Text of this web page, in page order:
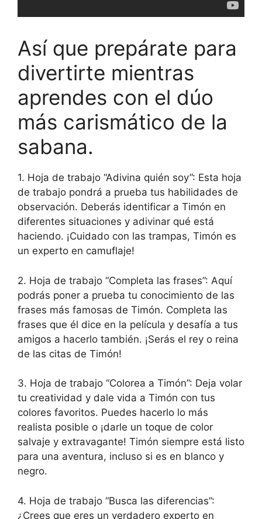
Así que prepárate para
divertirte mientras
aprendes con el dúo
más carismático de la
sabana.
1. Hoja de trabajo “Adivina quién soy”: Esta hoja
de trabajo pondrá a prueba tus habilidades de
observación. Deberás identificar a Timón en
diferentes situaciones y adivinar qué está
haciendo. ¡Cuidado con las trampas, Timón es
un experto en camuflaje!
2. Hoja de trabajo “Completa las frases”: Aquí
podrás poner a prueba tu conocimiento de las
frases más famosas de Timón. Completa las
frases que él dice en la película y desafía a tus
amigos a hacerlo también. ¡Serás el rey o reina
de las citas de Timón!
3. Hoja de trabajo “Colorea a Timón”: Deja volar
tu creatividad y dale vida a Timón con tus
colores favoritos. Puedes hacerlo lo más
realista posible o ¡darle un toque de color
salvaje y extravagante! Timón siempre está listo
para una aventura, incluso si es en blanco y
negro.
4. Hoja de trabajo “Busca las diferencias”:
¿Crees que eres un verdadero experto en